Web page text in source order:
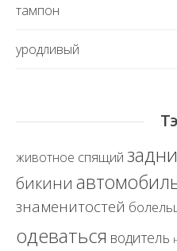
тампон
уродливый
животное спящий
бикини
знаменитостей
одеваться водитель